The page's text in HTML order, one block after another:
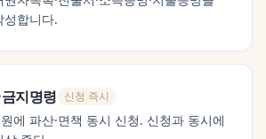
성합니다.
지명령 신청 즉시
에 파산·면책 동시 신청. 신청과 동시에